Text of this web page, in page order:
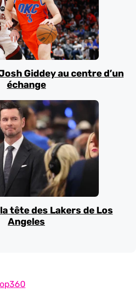
Giddey au centre d’un
échange
tête des Lakers de Los
Angeles